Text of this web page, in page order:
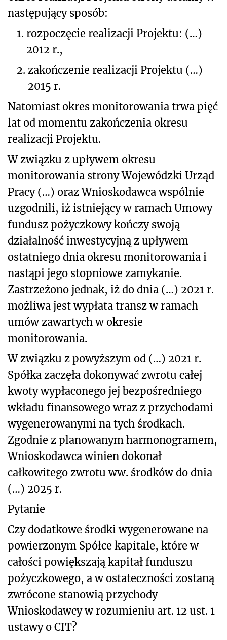
następujący sposób:
1. rozpoczęcie realizacji Projektu: (…)
2012 r.,
2. zakończenie realizacji Projektu (…)
2015 r.
Natomiast okres monitorowania trwa pięć
lat od momentu zakończenia okresu
realizacji Projektu.
W związku z upływem okresu
monitorowania strony Wojewódzki Urząd
Pracy (…) oraz Wnioskodawca wspólnie
uzgodnili, iż istniejący w ramach Umowy
fundusz pożyczkowy kończy swoją
działalność inwestycyjną z upływem
ostatniego dnia okresu monitorowania i
nastąpi jego stopniowe zamykanie.
Zastrzeżono jednak, iż do dnia (…) 2021 r.
możliwa jest wypłata transz w ramach
umów zawartych w okresie
monitorowania.
W związku z powyższym od (…) 2021 r.
Spółka zaczęła dokonywać zwrotu całej
kwoty wypłaconego jej bezpośredniego
wkładu finansowego wraz z przychodami
wygenerowanymi na tych środkach.
Zgodnie z planowanym harmonogramem,
Wnioskodawca winien dokonał
całkowitego zwrotu ww. środków do dnia
(…) 2025 r.
Pytanie
Czy dodatkowe środki wygenerowane na
powierzonym Spółce kapitale, które w
całości powiększają kapitał funduszu
pożyczkowego, a w ostateczności zostaną
zwrócone stanowią przychody
Wnioskodawcy w rozumieniu art. 12 ust. 1
ustawy o CIT?